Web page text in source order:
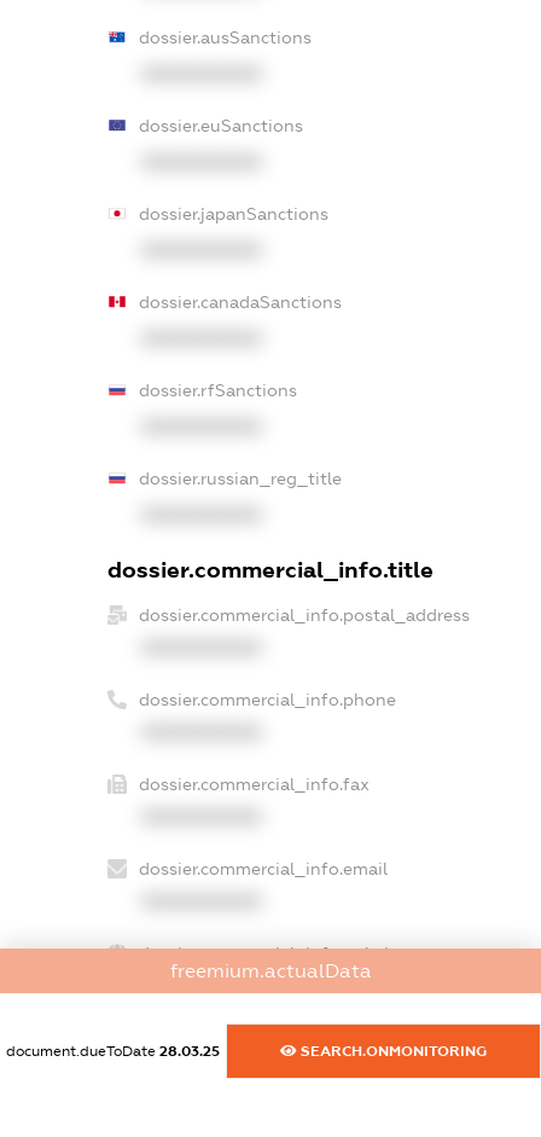
dossier.ausSanctions
dossier.euSanctions
dossier.japanSanctions
dossier.canadaSanctions
dossier.rfSanctions
dossier.russian_reg_title
dossier.commercial_info.title
dossier.commercial_info.postal_address
dossier.commercial_info.phone
dossier.commercial_info.fax
dossier.commercial_info.email
dossier.commercial_info.website
freemium.actualData
document.dueToDate 28.03.25 SEARCH.ONMONITORING